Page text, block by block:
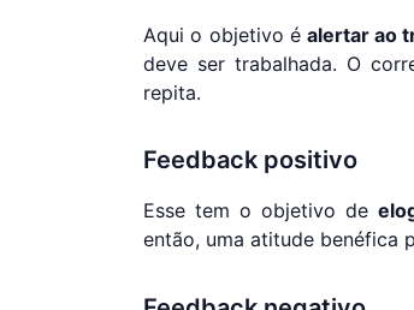
Aqui o objetivo é alertar ao
deve ser trabalhada. O
repita.
Feedback positivo
Esse tem o objetivo de
então, uma atitude benéfica